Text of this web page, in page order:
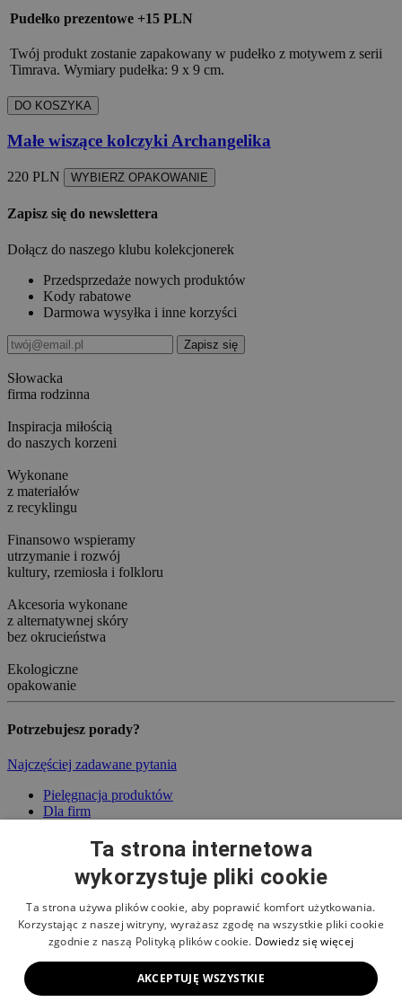
Pudełko prezentowe +15 PLN
Twój produkt zostanie zapakowany w pudełko z motywem z serii
Timrava. Wymiary pudełka: 9 x 9 cm.
DO KOSZYKA
Małe wiszące kolczyki Archangelika
220 PLN WYBIERZ OPAKOWANIE
Zapisz się do newslettera
Dołącz do naszego klubu kolekcjonerek
Przedsprzedaże nowych produktów
Kody rabatowe
Darmowa wysyłka i inne korzyści
Słowacka
firma rodzinna
Inspiracja miłością
do naszych korzeni
Wykonane
z materiałów
z recyklingu
Finansowo wspieramy
utrzymanie i rozwój
kultury, rzemiosła i folkloru
Akcesoria wykonane
z alternatywnej skóry
bez okrucieństwa
Ekologiczne
opakowanie
Potrzebujesz porady?
Najczęściej zadawane pytania
Pielęgnacja produktów
Dla firm
Najczęściej zadawane pytania
Reklamacje i naprawy produktów
Zwrot towaru
Dostawa
Metody płatności
Regulamin
Ta strona internetowa
wykorzystuje pliki cookie
Ta strona używa plików cookie, aby poprawić komfort użytkowania.
Korzystając z naszej witryny, wyrażasz zgodę na wszystkie pliki cookie
zgodnie z naszą Polityką plików cookie. Dowiedz się więcej
AKCEPTUJĘ WSZYSTKIE